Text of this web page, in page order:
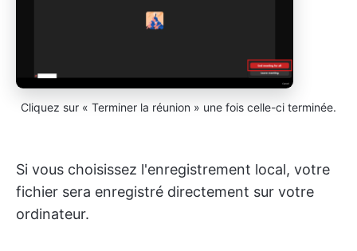
Cliquez sur « Terminer la réunion » une fois celle-ci terminée.
Si vous choisissez l'enregistrement local, votre
fichier sera enregistré directement sur votre
ordinateur.